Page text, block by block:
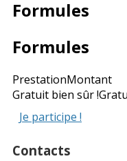
Formules
Formules
PrestationMontant
Gratuit bien sûr !
Je participe !
Contacts